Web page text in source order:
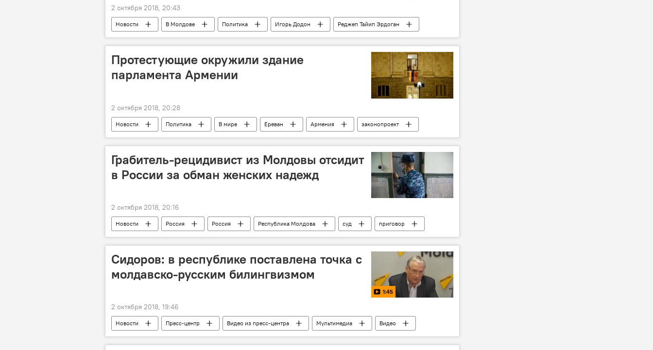
2 октября 2018, 20:43
Новости В Молдове Политика Игорь Додон
Реджеп Тайип Эрдоган
официальный визит
Протестующие окружили здание
парламента Армении
2 октября 2018, 20:28
Новости Политика В мире Ереван Армения
законопроект
роспуск
Парламент протест
Грабитель-рецидивист из Молдовы отсидит
в России за обман женских надежд
2 октября 2018, 20:16
Новости Россия Россия Республика Молдова суд
приговор
ограбление
тюрьма женщина ценности
Сидоров: в республике поставлена точка с
молдавско-русским билингвизмом
1:45
2 октября 2018, 19:46
Новости Пресс-центр Видео из пресс-центра Мультимедиа
Видео
Республика Молдова
Михаил Сидоров пресс-конференция
общество